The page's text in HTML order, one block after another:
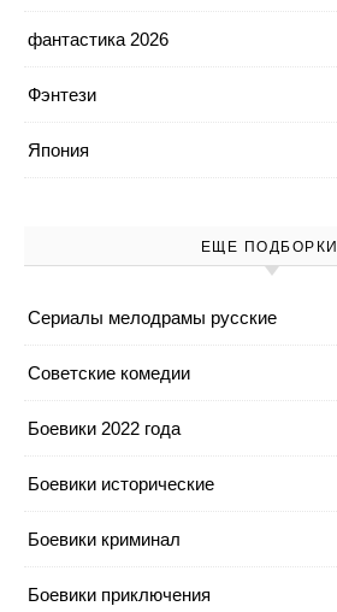
фантастика 2026
Фэнтези
Япония
ЕЩЕ ПОДБОРКИ
Cериалы мелодрамы русские
Cоветские комедии
Боевики 2022 года
Боевики исторические
Боевики криминал
Боевики приключения